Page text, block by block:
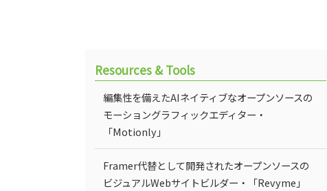
Resources & Tools
編集性を備えたAIネイティブなオープンソースの
モーショングラフィックエディター・
「Motionly」
Framer代替として開発されたオープンソースの
ビジュアルWebサイトビルダー・「Revyme」